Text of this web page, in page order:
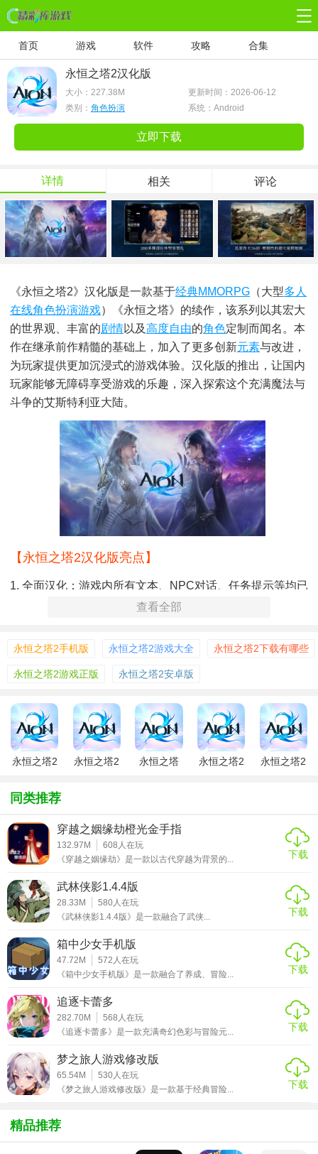
首页 游戏 软件 攻略 合集
永恒之塔2汉化版
大小： 227.38M
更新时间：2026-06-12
类别： 角色扮演 系统：Android
立即下载
详情 相关 评论
《永恒之塔2》汉化版是一款基于经典MMORPG （大型多人
在线角色扮演游戏）《永恒之塔》的续作，该系列以其宏大
的世界观、丰富的剧情以及高度自由的角色定制而闻名。本
作在继承前作精髓的基础上，加入了更多创新元素与改进，
为玩家提供更加沉浸式的游戏体验。汉化版的推出，让国内
玩家能够无障碍享受游戏的乐趣，深入探索这个充满魔法与
斗争的艾斯特利亚大陆。
【永恒之塔2汉化版亮点】
1. 全面汉化：游戏内所有文本、NPC对话、任务提示等均已
完成汉化，确保玩家能够流畅理解游戏内容，提升游戏代入
2. 画质升级：采用最新图形引擎，提升游戏画面质量，从角
色模型到环境细节，都更加细腻逼真，带来视觉上的享受。
剧情，让玩家在探索中揭开更多关于艾斯特利亚的秘密。
4. 职业系统革新：新增职业与技能，职业间的平衡性得到优
化，玩家可根据喜好选择不同职业，体验多样化的战斗方
5. 社交互动：强化社交功能，包括公会系统、好友互动等，
让玩家在冒险过程中能够轻松结识伙伴，共同挑战副本。
【永恒之塔2汉化版过程】
1. 角色创建：玩家首先需要创建或选择自己的角色，通过自
定义外貌、选择种族与职业，打造独一无二的冒险者。
探索，与各种NPC互动，解开谜题，击败敌人。
3. 副本挑战：组队进入各种精心设计的副本，面对强大的
4. 技能成长：通过完成任务、打怪获取经验值，提升角色等
级，解锁新技能，不断强化自身实力。
5. PvP竞技：参与玩家对战（PvP），在竞技场中检验自己的
战斗技巧，与其他玩家一决高下。
查看全部
永恒之塔2手机版 永恒之塔2游戏大全 永恒之塔2下载有哪些
永恒之塔2游戏正版 永恒之塔2安卓版
永恒之塔2
永恒之塔2
永恒之塔
永恒之塔2
永恒之塔2
同类推荐
穿越之姻缘劫橙光金手指
132.97M 608 人在玩
《穿越之姻缘劫》是一款以古代穿越为背景的...
下载
武林侠影1.4.4版
28.33M 580 人在玩
《武林侠影1.4.4版》是一款融合了武侠...
下载
箱中少女手机版
47.72M 572 人在玩
《箱中少女手机版》是一款融合了养成、冒险...
下载
追逐卡蕾多
282.70M 568 人在玩
《追逐卡蕾多》是一款充满奇幻色彩与冒险元...
下载
梦之旅人游戏修改版
65.54M 530 人在玩
《梦之旅人游戏修改版》是一款基于经典冒险...
下载
精品推荐